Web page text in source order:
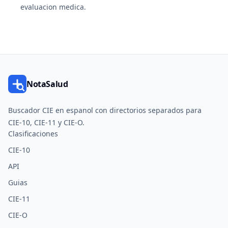
evaluacion medica.
NotaSalud
Buscador CIE en espanol con directorios separados para
CIE-10, CIE-11 y CIE-O.
Clasificaciones
CIE-10
API
Guias
CIE-11
CIE-O